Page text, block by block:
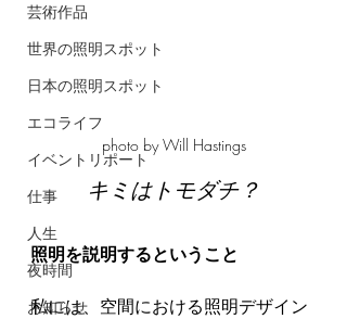
芸術作品
世界の照明スポット
日本の照明スポット
エコライフ
イベントリポート
仕事
人生
夜時間
お知らせ
photo by Will Hastings
キミはトモダチ？
照明を説明するということ
私には、空間における照明デザイン